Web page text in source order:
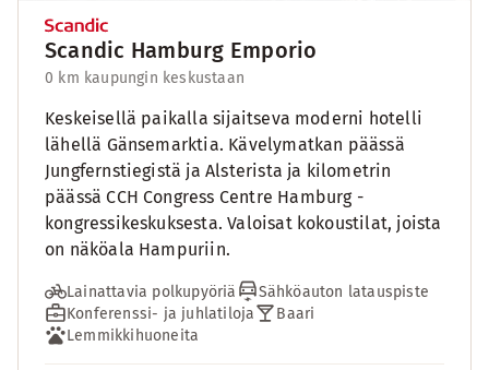
Scandic Hamburg Emporio
0 km kaupungin keskustaan
Keskeisellä paikalla sijaitseva moderni hotelli
lähellä Gänsemarktia. Kävelymatkan päässä
Jungfernstiegistä ja Alsterista ja kilometrin
päässä CCH Congress Centre Hamburg -
kongressikeskuksesta. Valoisat kokoustilat, joista
on näköala Hampuriin.
Lainattavia polkupyöriä
Sähköauton latauspiste
Konferenssi- ja juhlatiloja
Baari
Lemmikkihuoneita